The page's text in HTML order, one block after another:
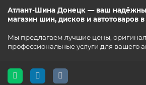
Атлант-Шина Донецк — ваш
магазин шин, дисков и автотоваров
Мы предлагаем лучшие цены,
профессиональные услуги для вашего